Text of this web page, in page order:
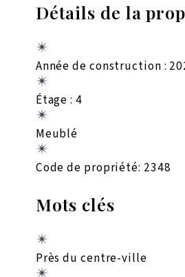
Détails de la
Année de construction :
Étage : 4
Meublé
Code de propriété: 2348
Mots clés
Près du centre-ville